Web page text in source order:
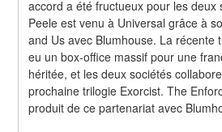
accord a été fructueux pour les deux
Peele est venu à Universal grâce à
and Us avec Blumhouse. La récente
eu un box-office massif pour une
héritée, et les deux sociétés
prochaine trilogie Exorcist. The
produit de ce partenariat avec